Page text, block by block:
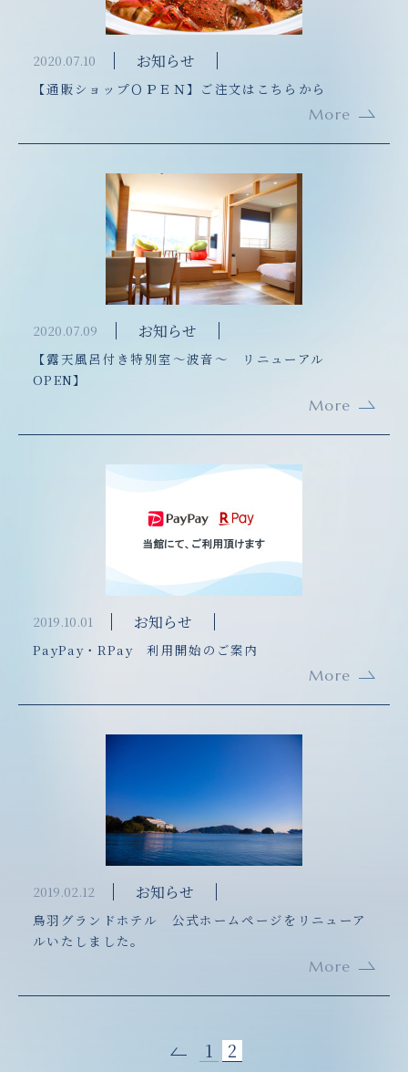
2020.07.10 お知らせ
【通販ショップＯＰＥＮ】ご注文はこちらから
More
2020.07.09 お知らせ
【露天風呂付き特別室～波音～ リニューアル
OPEN】
More
2019.10.01 お知らせ
PayPay・RPay 利用開始のご案内
More
2019.02.12 お知らせ
鳥羽グランドホテル 公式ホームページをリニューア
ルいたしました。
More
1 2